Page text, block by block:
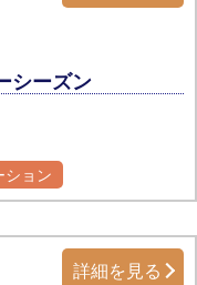
シーズン
ション
詳細を見る